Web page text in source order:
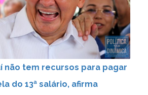
não tem recursos para pagar
do 13ª salário, afirma